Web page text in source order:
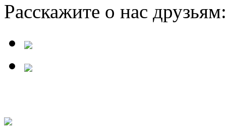
Расскажите о нас друзьям: